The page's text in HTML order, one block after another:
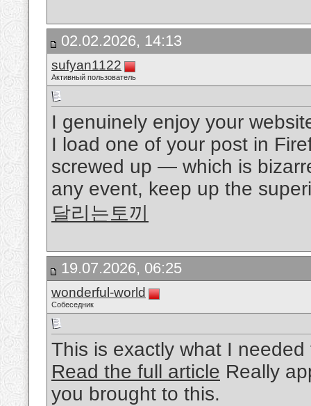
02.02.2026, 14:13
sufyan1122
Активный пользователь
I genuinely enjoy your
I load one of your post in
screwed up — which is
any event, keep up the
달리는토끼
19.07.2026, 06:25
wonderful-world
Собеседник
This is exactly what I
Read the full article Really
you brought to this.